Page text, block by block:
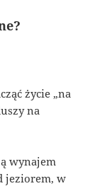
życie „na
na
wynajem
jeziorem, w